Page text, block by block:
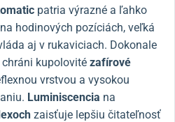
patria výrazné a ľahko
hodinových pozíciách, veľká
aj v rukaviciach. Dokonale
chráni kupolovité zafírové
vrstvou a vysokou
Luminiscencia na
zaisťuje lepšiu čitateľnosť